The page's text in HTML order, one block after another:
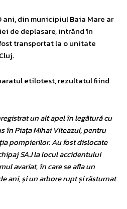
ani, din municipiul Baia Mare ar
de deplasare, intrând în
transportat la o unitate
etilotest, rezultatul fiind
un alt apel în legătură cu
în Piața Mihai Viteazul, pentru
pompierilor. Au fost dislocate
SAJ la locul accidentului
avariat, în care se afla un
ani, și un arbore rupt și răsturnat